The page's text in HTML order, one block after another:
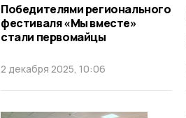
Победителями регионального
фестиваля «Мы вместе»
стали первомайцы
2 декабря 2025, 10:06